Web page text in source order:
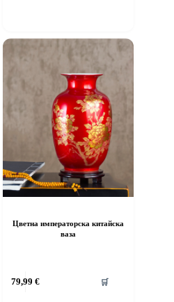
Цветна императорска китайска
ваза
79,99 € 🛒